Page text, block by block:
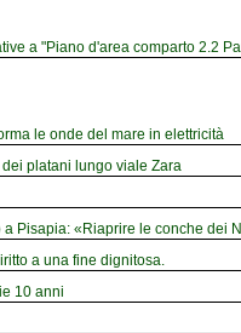
a "Piano d'area comparto 2.2
le onde del mare in elettricità
platani lungo viale Zara
Pisapia: «Riaprire le conche dei
a una fine dignitosa.
10 anni